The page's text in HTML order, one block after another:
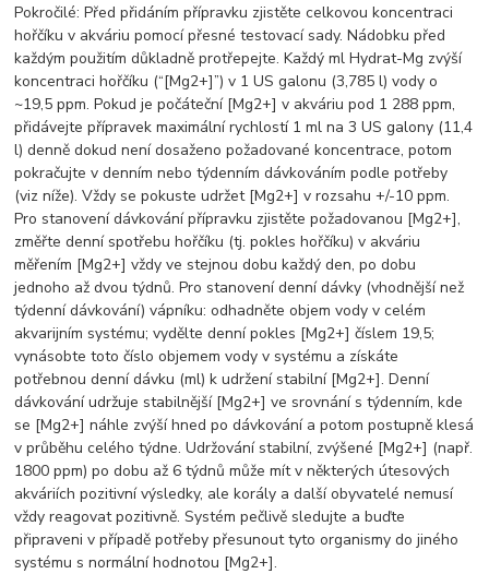
Pokročilé: Před přidáním přípravku zjistěte celkovou koncentraci
hořčíku v akváriu pomocí přesné testovací sady. Nádobku před
každým použitím důkladně protřepejte. Každý ml Hydrat-Mg zvýší
koncentraci hořčíku (“[Mg2+]”) v 1 US galonu (3,785 l) vody o
~19,5 ppm. Pokud je počáteční [Mg2+] v akváriu pod 1 288 ppm,
přidávejte přípravek maximální rychlostí 1 ml na 3 US galony (11,4
l) denně dokud není dosaženo požadované koncentrace, potom
pokračujte v denním nebo týdenním dávkováním podle potřeby
(viz níže). Vždy se pokuste udržet [Mg2+] v rozsahu +/-10 ppm.
Pro stanovení dávkování přípravku zjistěte požadovanou [Mg2+],
změřte denní spotřebu hořčíku (tj. pokles hořčíku) v akváriu
měřením [Mg2+] vždy ve stejnou dobu každý den, po dobu
jednoho až dvou týdnů. Pro stanovení denní dávky (vhodnější než
týdenní dávkování) vápníku: odhadněte objem vody v celém
akvarijním systému; vydělte denní pokles [Mg2+] číslem 19,5;
vynásobte toto číslo objemem vody v systému a získáte
potřebnou denní dávku (ml) k udržení stabilní [Mg2+]. Denní
dávkování udržuje stabilnější [Mg2+] ve srovnání s týdenním, kde
se [Mg2+] náhle zvýší hned po dávkování a potom postupně klesá
v průběhu celého týdne. Udržování stabilní, zvýšené [Mg2+] (např.
1800 ppm) po dobu až 6 týdnů může mít v některých útesových
akváriích pozitivní výsledky, ale korály a další obyvatelé nemusí
vždy reagovat pozitivně. Systém pečlivě sledujte a buďte
připraveni v případě potřeby přesunout tyto organismy do jiného
systému s normální hodnotou [Mg2+].